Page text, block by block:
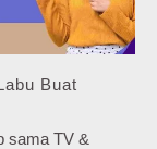
Buat
sama TV &